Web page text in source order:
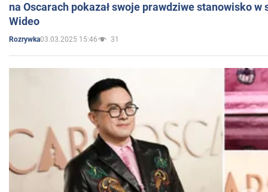
na Oscarach pokazał swoje prawdziwe stanowisko w
Wideo
Rozrywka03.03.2025 15:46 31